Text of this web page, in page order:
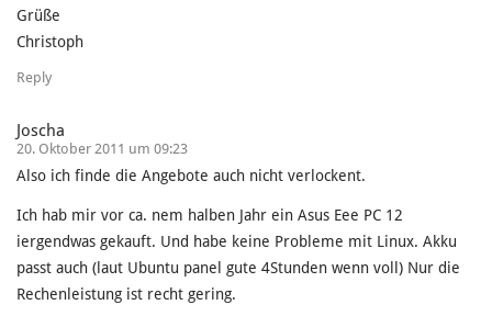
Grüße
Christoph
Reply
Joscha
20. Oktober 2011 um 09:23
Also ich finde die Angebote auch nicht verlockent.
Ich hab mir vor ca. nem halben Jahr ein Asus Eee PC 12
iergendwas gekauft. Und habe keine Probleme mit Linux. Akku
passt auch (laut Ubuntu panel gute 4Stunden wenn voll) Nur die
Rechenleistung ist recht gering.